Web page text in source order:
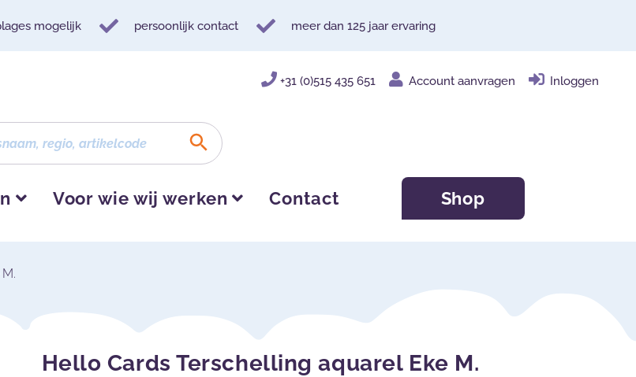
mogelijk persoonlijk contact meer dan 125 jaar ervaring
+31 (0)515 435 651 Account aanvragen Inloggen
Voor wie wij werken Contact Shop
Hello Cards Terschelling aquarel Eke M.